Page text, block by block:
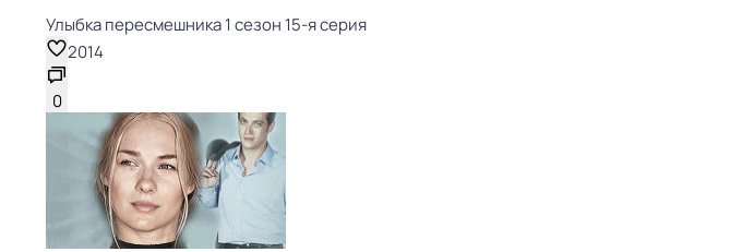
Улыбка пересмешника 1 сезон 15-я серия
2014
0